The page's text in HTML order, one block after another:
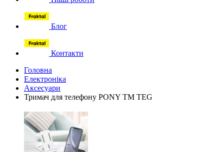
Блог
Контакти
Головна
Електроніка
Аксесуари
Тримач для телефону PONY TM TEG